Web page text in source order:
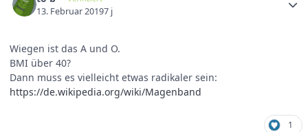
13. Februar 20197 j
Wiegen ist das A und O.
BMI über 40?
Dann muss es vielleicht etwas radikaler sein:
https://de.wikipedia.org/wiki/Magenband
1